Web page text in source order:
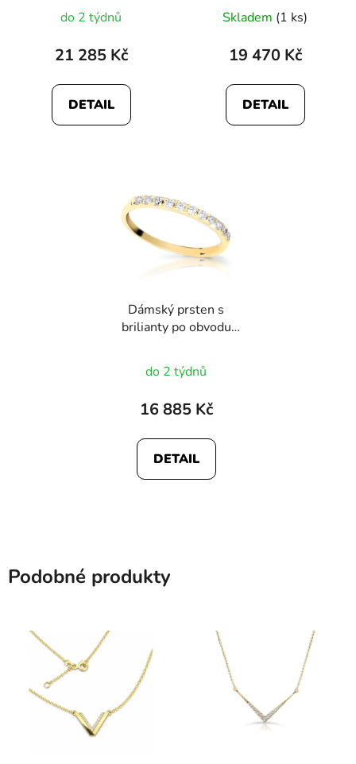
do 2 týdnů
21 285 Kč
DETAIL
Skladem (1 ks)
19 470 Kč
DETAIL
Dámský prsten s
brilianty po obvodu
do 2 týdnů
16 885 Kč
DETAIL
Podobné produkty